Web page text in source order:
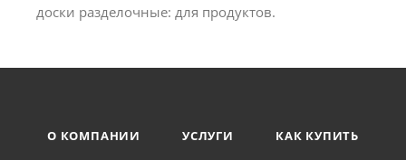
доски разделочные: для продуктов.
О КОМПАНИИ УСЛУГИ
КАК КУПИТЬ